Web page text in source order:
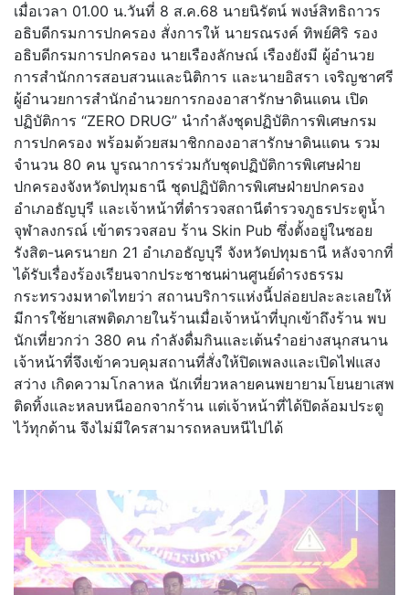
เมื่อเวลา 01.00 น.วันที่ 8 ส.ค.68 นายนิรัตน์ พงษ์สิทธิถาวร
อธิบดีกรมการปกครอง สั่งการให้ นายรณรงค์ ทิพย์ศิริ รอง
อธิบดีกรมการปกครอง นายเรืองลักษณ์ เรืองยังมี ผู้อำนวย
การสำนักการสอบสวนและนิติการ และนายอิสรา เจริญชาศรี
ผู้อำนวยการสำนักอำนวยการกองอาสารักษาดินแดน เปิด
ปฏิบัติการ “ZERO DRUG” นำกำลังชุดปฏิบัติการพิเศษกรม
การปกครอง พร้อมด้วยสมาชิกกองอาสารักษาดินแดน รวม
จำนวน 80 คน บูรณาการร่วมกับชุดปฏิบัติการพิเศษฝ่าย
ปกครองจังหวัดปทุมธานี ชุดปฏิบัติการพิเศษฝ่ายปกครอง
อำเภอธัญบุรี และเจ้าหน้าที่ตำรวจสถานีตำรวจภูธรประตูน้ำ
จุฬาลงกรณ์ เข้าตรวจสอบ ร้าน Skin Pub ซึ่งตั้งอยู่ในซอย
รังสิต-นครนายก 21 อำเภอธัญบุรี จังหวัดปทุมธานี หลังจากที่
ได้รับเรื่องร้องเรียนจากประชาชนผ่านศูนย์ดำรงธรรม
กระทรวงมหาดไทยว่า สถานบริการแห่งนี้ปล่อยปละละเลยให้
มีการใช้ยาเสพติดภายในร้านเมื่อเจ้าหน้าที่บุกเข้าถึงร้าน พบ
นักเที่ยวกว่า 380 คน กำลังดื่มกินและเต้นรำอย่างสนุกสนาน
เจ้าหน้าที่จึงเข้าควบคุมสถานที่สั่งให้ปิดเพลงและเปิดไฟแสง
สว่าง เกิดความโกลาหล นักเที่ยวหลายคนพยายามโยนยาเสพ
ติดทิ้งและหลบหนีออกจากร้าน แต่เจ้าหน้าที่ได้ปิดล้อมประตู
ไว้ทุกด้าน จึงไม่มีใครสามารถหลบหนีไปได้